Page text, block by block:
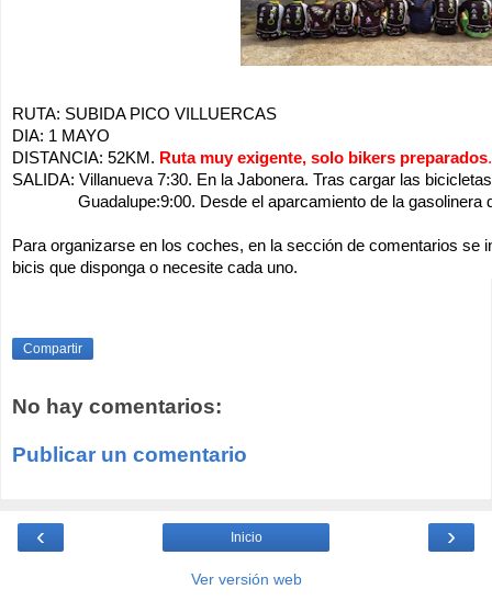
RUTA: SUBIDA PICO VILLUERCAS
DIA: 1 MAYO
DISTANCIA: 52KM. Ruta muy exigente, solo bikers preparados.
SALIDA: Villanueva 7:30. En la Jabonera. Tras cargar las
Guadalupe:9:00. Desde el aparcamiento de la gasolinera
Para organizarse en los coches, en la sección de comentarios se
bicis que disponga o necesite cada uno.
Compartir
No hay comentarios:
Publicar un comentario
‹ ›
Inicio
Ver versión web